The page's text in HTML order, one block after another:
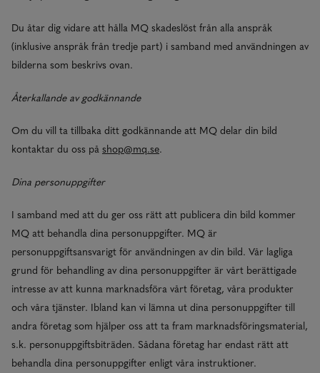
Du åtar dig vidare att hålla MQ skadeslöst från alla anspråk
(inklusive anspråk från tredje part) i samband med användningen av
bilderna som beskrivs ovan.
Återkallande av godkännande
Om du vill ta tillbaka ditt godkännande att MQ delar din bild
kontaktar du oss på shop@mq.se.
Dina personuppgifter
I samband med att du ger oss rätt att publicera din bild kommer
MQ att behandla dina personuppgifter. MQ är
personuppgiftsansvarigt för användningen av din bild. Vår lagliga
grund för behandling av dina personuppgifter är vårt berättigade
intresse av att kunna marknadsföra vårt företag, våra produkter
och våra tjänster. Ibland kan vi lämna ut dina personuppgifter till
andra företag som hjälper oss att ta fram marknadsföringsmaterial,
s.k. personuppgiftsbiträden. Sådana företag har endast rätt att
behandla dina personuppgifter enligt våra instruktioner.